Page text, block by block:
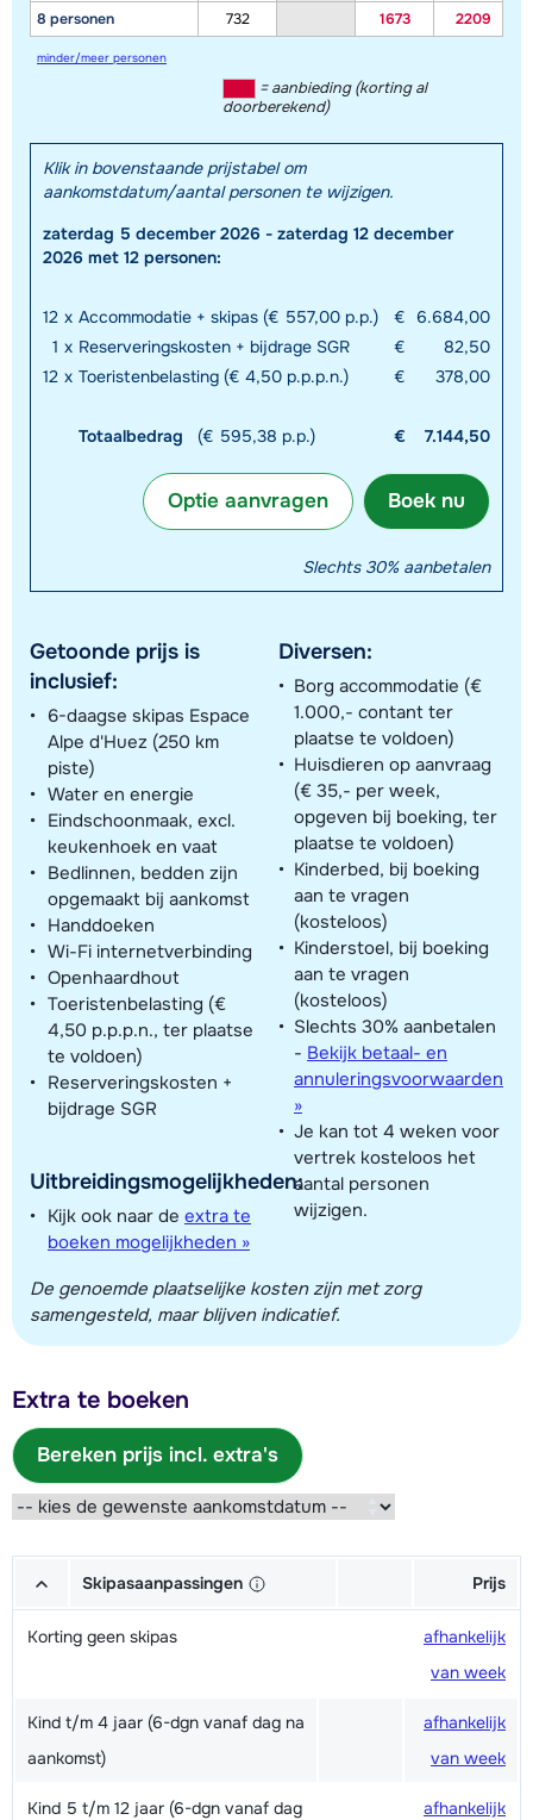
8 personen 732 1673 2209
minder/meer personen
= aanbieding (korting al
doorberekend)
Klik in bovenstaande prijstabel om
aankomstdatum/aantal personen te wijzigen.
zaterdag 5 december 2026 - zaterdag 12 december
2026 met 12 personen:
12 x Accommodatie + skipas (€ 557,00 p.p.) € 6.684,00
1 x Reserveringskosten + bijdrage SGR €
82,50
12 x Toeristenbelasting (€ 4,50 p.p.p.n.) € 378,00
Totaalbedrag (€ 595,38 p.p.) € 7.144,50
Boek nu
Optie aanvragen
Slechts 30% aanbetalen
Getoonde prijs is
inclusief:
6-daagse skipas Espace
Alpe d'Huez (250 km
piste)
Water en energie
Eindschoonmaak, excl.
keukenhoek en vaat
Bedlinnen, bedden zijn
opgemaakt bij aankomst
Handdoeken
Wi-Fi internetverbinding
Openhaardhout
Toeristenbelasting (€
4,50 p.p.p.n., ter plaatse
te voldoen)
Reserveringskosten +
bijdrage SGR
Uitbreidingsmogelijkheden:
Kijk ook naar de extra te
boeken mogelijkheden »
Diversen:
Borg accommodatie (€
1.000,- contant ter
plaatse te voldoen)
Huisdieren op aanvraag
(€ 35,- per week,
opgeven bij boeking, ter
plaatse te voldoen)
Kinderbed, bij boeking
aan te vragen
(kosteloos)
Kinderstoel, bij boeking
aan te vragen
(kosteloos)
Slechts 30% aanbetalen
- Bekijk betaal- en
annuleringsvoorwaarden
»
Je kan tot 4 weken voor
vertrek kosteloos het
aantal personen
wijzigen.
De genoemde plaatselijke kosten zijn met zorg
samengesteld, maar blijven indicatief.
Extra te boeken
Bereken prijs incl. extra's
Skipasaanpassingen Prijs
Korting geen skipas
afhankelijk
van week
Kind t/m 4 jaar (6-dgn vanaf dag na
aankomst)
afhankelijk
van week
Kind 5 t/m 12 jaar (6-dgn vanaf dag
afhankelijk